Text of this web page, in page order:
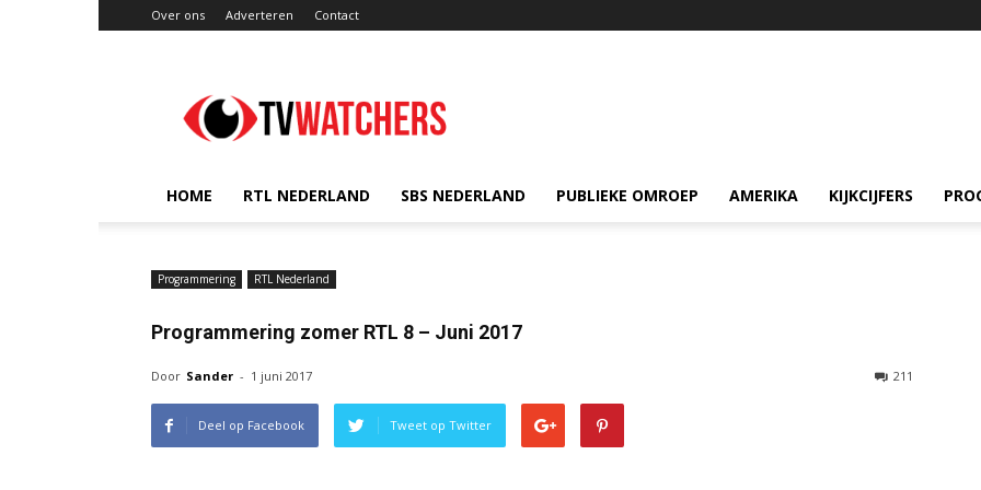
Over ons Adverteren Contact
HOME RTL NEDERLAND SBS NEDERLAND PUBLIEKE OMROEP AMERIKA KIJKCIJFERS
Programmering RTL Nederland
Programmering zomer RTL 8 – Juni 2017
Door Sander - 1 juni 2017 211
Deel op Facebook Tweet op Twitter